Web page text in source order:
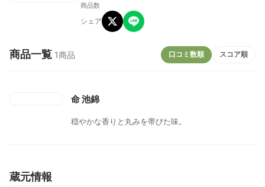
商品数
シェア
商品一覧 1商品 口コミ数順 スコア順
命 池錦
穏やかな香りと丸みを帯びた味。
蔵元情報